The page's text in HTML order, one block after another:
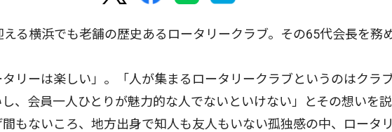
る横浜でも老舗の歴史あるロータリークラブ。その65代会長を務め
リーは楽しい」。「人が集まるロータリークラブというのはクラ
、会員一人ひとりが魅力的な人でないといけない」とその想いを
もないころ、地方出身で知人も友人もいない孤独感の中、ロータ